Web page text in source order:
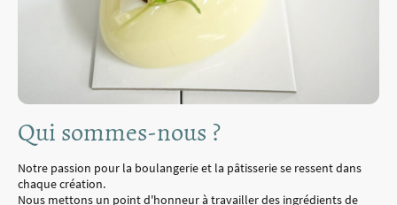
Qui sommes-nous ?
Notre passion pour la boulangerie et la pâtisserie se ressent dans
chaque création.
Nous mettons un point d'honneur à travailler des ingrédients de